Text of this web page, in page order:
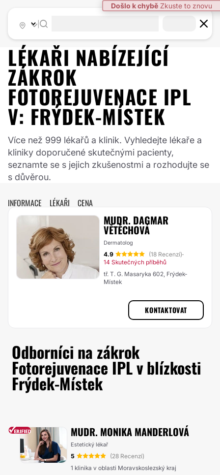
Došlo k chybě Zkuste to znovu
LÉKAŘI NABÍZEJÍCÍ
ZÁKROK
FOTOREJUVENACE IPL
V: FRÝDEK-MÍSTEK
Více než 999 lékařů a klinik. Vyhledejte lékaře a
kliniky doporučené skutečnými pacienty,
seznamte se s jejich zkušenostmi a rozhodujte se
s důvěrou.
INFORMACE LÉKAŘI CENA
MUDR. DAGMAR
VĚTĚCHOVÁ
Dermatolog
4.9 (18 Recenzí)·
14 Skutečných příběhů
tř. T. G. Masaryka 602, Frýdek-
Místek
KONTAKTOVAT
Odborníci na zákrok
Fotorejuvenace IPL v blízkosti
Frýdek-Místek
MUDR. MONIKA MANDERLOVÁ
Estetický lékař
5
(28 Recenzí)
1 klinika v oblasti Moravskoslezský kraj